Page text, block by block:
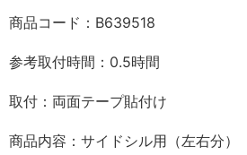
商品コード：B639518
参考取付時間：0.5時間
取付：両面テープ貼付け
商品内容：サイドシル用（左右分）